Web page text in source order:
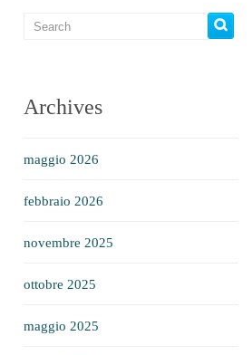
Archives
maggio 2026
febbraio 2026
novembre 2025
ottobre 2025
maggio 2025